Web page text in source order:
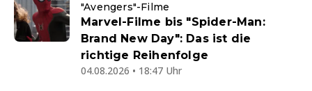
"Avengers"-Filme
Marvel-Filme bis "Spider-Man:
Brand New Day": Das ist die
richtige Reihenfolge
04.08.2026 • 18:47 Uhr